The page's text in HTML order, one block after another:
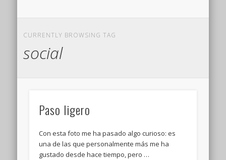
CURRENTLY BROWSING TAG
social
Paso ligero
Con esta foto me ha pasado algo curioso: es
una de las que personalmente más me ha
gustado desde hace tiempo, pero …